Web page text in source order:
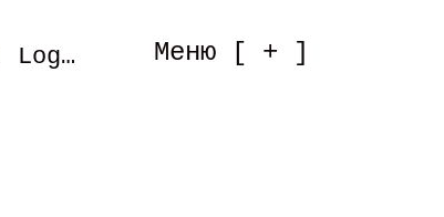
Log In Меню [ + ]